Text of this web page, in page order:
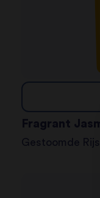
Fragrant
Gestoomde